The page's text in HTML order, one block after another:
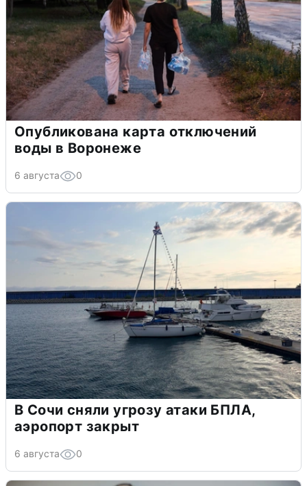
Опубликована карта отключений
воды в Воронеже
6 августа 0
В Сочи сняли угрозу атаки БПЛА,
аэропорт закрыт
6 августа 0